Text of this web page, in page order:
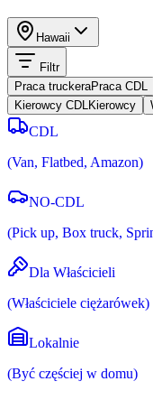
Hawaii
Filtr
Praca truckeraPraca CDL
Kierowcy CDL Kierowcy
CDL
(Van, Flatbed, Amazon)
NO-CDL
(Pick up, Box truck,
Dla Właścicieli
(Właściciele ciężarówek)
Lokalnie
(Być częściej w domu)